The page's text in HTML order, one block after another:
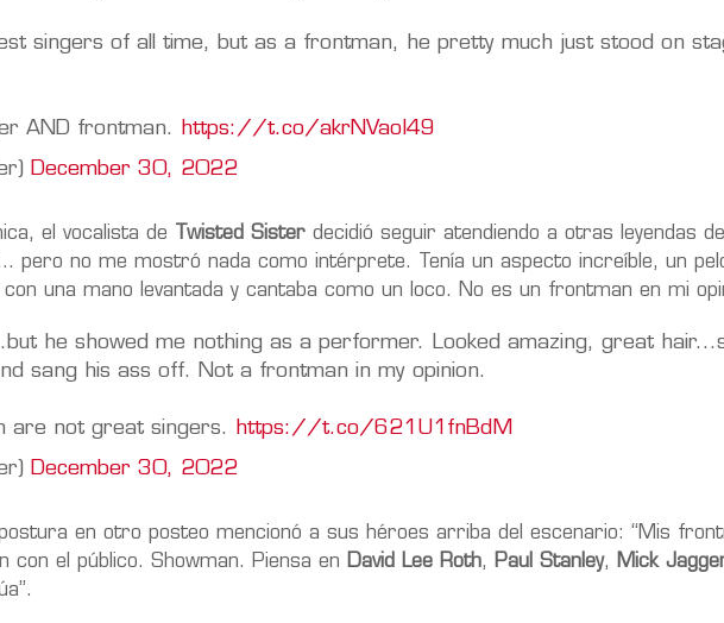
singers of all time, but as a frontman, he pretty much just stood on
AND frontman.
https://t.co/akrNVaoI49
December 30, 2022
el vocalista de Twisted Sister decidió seguir atendiendo a otras leyendas
pero no me mostró nada como intérprete. Tenía un aspecto increíble, un
una mano levantada y cantaba como un loco. No es un frontman en mi
he showed me nothing as a performer. Looked amazing, great
sang his ass off. Not a frontman in my opinion.
are not great singers.
https://t.co/621U1fnBdM
December 30, 2022
en otro posteo mencionó a sus héroes arriba del escenario: “Mis
el público. Showman. Piensa en David Lee Roth, Paul Stanley, Mick